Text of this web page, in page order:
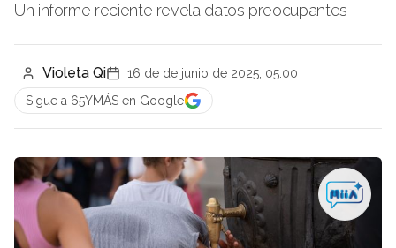
Un informe reciente revela datos preocupantes
Violeta Qi
16 de de junio de 2025, 05:00
Sigue a 65YMÁS en Google